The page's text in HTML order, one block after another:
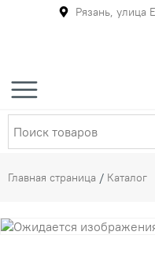
Рязань, улица
Главная страница / Каталог